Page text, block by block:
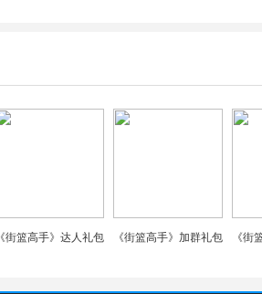
《街篮高手》达人礼包 《街篮高手》加群礼包 《街